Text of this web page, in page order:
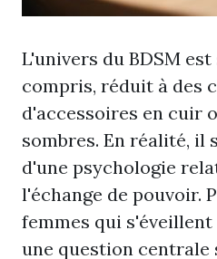
L'univers du BDSM
compris, réduit à des
d'accessoires en cuir
sombres. En réalité, il
d'une psychologie
l'échange de pouvoir.
femmes qui s'éveillent
une question centrale